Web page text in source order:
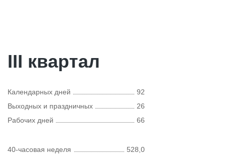
III квартал
Календарных дней
92
Выходных и праздничных
26
Рабочих дней
66
40-часовая неделя 528,0